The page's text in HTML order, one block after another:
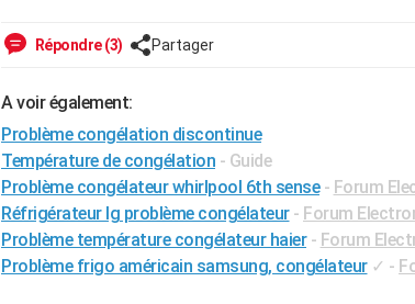
Répondre (3) Partager
A voir également:
Problème congélation discontinue
Température de congélation - Guide
Problème congélateur whirlpool 6th sense - Forum
Réfrigérateur lg problème congélateur - Forum
Problème température congélateur haier - Forum
Problème frigo américain samsung, congélateur ✓ -